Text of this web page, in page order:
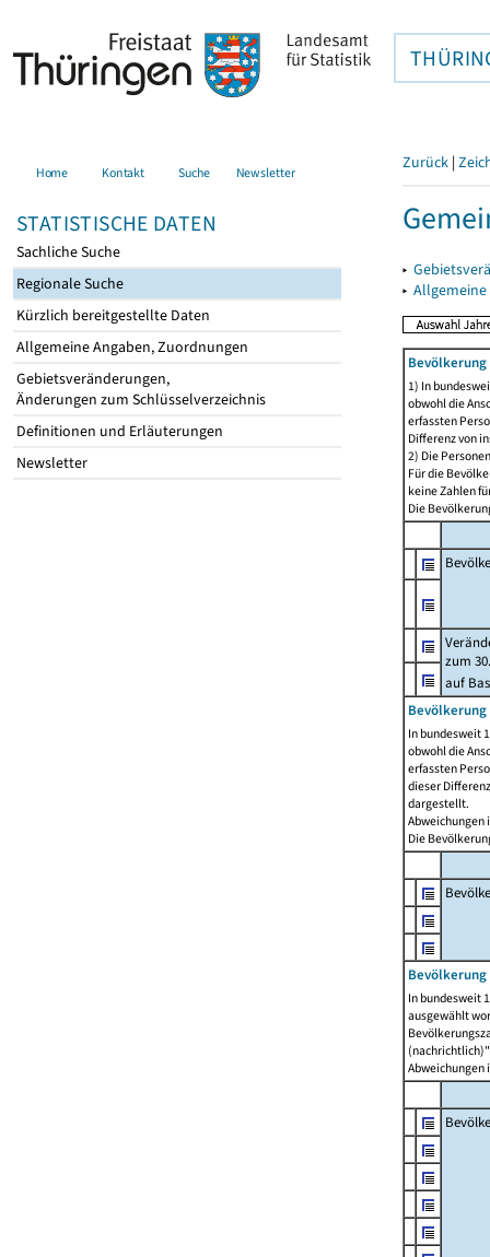
Home Kontakt Suche Newsletter
STATISTISCHE DATEN
Sachliche Suche
Regionale Suche
Kürzlich bereitgestellte Daten
Allgemeine Angaben, Zuordnungen
Gebietsveränderungen,
Änderungen zum Schlüsselverzeichnis
Definitionen und Erläuterungen
Newsletter
Zurück |
▸
▸
1) In
obwohl die
erfassten
Differenz von
2) Die
Für die
keine Zahlen
Die
zum
auf
Bevölkerung
In bundesweit
obwohl die
erfassten
dieser
dargestellt.
Abweichungen
Die
In bundesweit
ausgewählt
Abweichungen